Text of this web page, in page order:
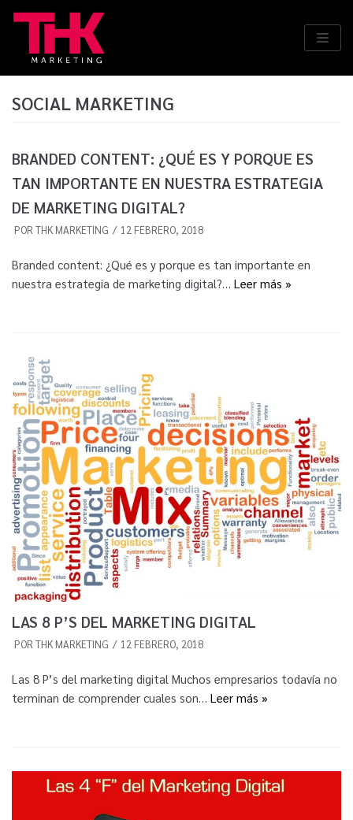
Saltar
contenido
SOCIAL MARKETING
BRANDED CONTENT: ¿QUÉ ES Y PORQUE ES
TAN IMPORTANTE EN NUESTRA ESTRATEGIA
DE MARKETING DIGITAL?
POR THK MARKETING 12 FEBRERO, 2018
Branded content: ¿Qué es y porque es tan importante en
nuestra estrategia de marketing digital?… Leer más »
LAS 8 P’S DEL MARKETING DIGITAL
POR THK MARKETING 12 FEBRERO, 2018
Las 8 P’s del marketing digital Muchos empresarios todavía no
terminan de comprender cuales son… Leer más »